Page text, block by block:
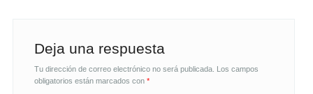
Deja una respuesta
Tu dirección de correo electrónico no será publicada. Los campos
obligatorios están marcados con *